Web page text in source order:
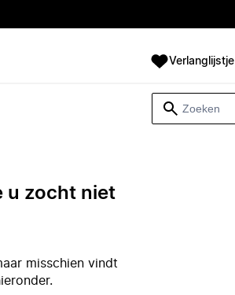
Verlanglijstje
u zocht niet
misschien vindt